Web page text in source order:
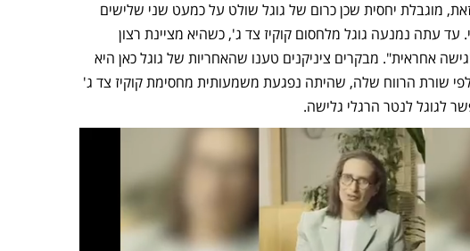
לגוגל לנטר הרגלי גלישה.